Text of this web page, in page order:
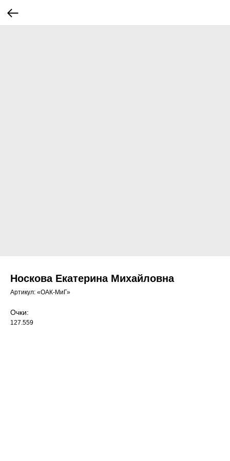
Носкова Екатерина Михайловна
Артикул: «ОАК-МиГ»
Очки:
127.559